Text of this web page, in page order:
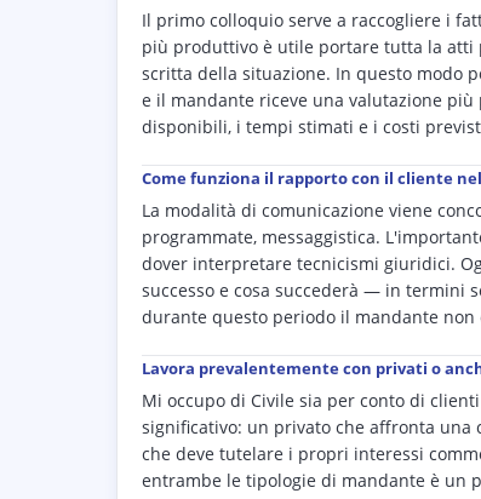
Il primo colloquio serve a raccogliere i
più produttivo è utile portare tutta la atti
scritta della situazione. In questo modo
e il mandante riceve una valutazione
disponibili, i tempi stimati e i costi
Come funziona il rapporto con il cliente
La modalità di comunicazione viene
programmate, messaggistica.
dover interpretare tecnicismi giuridici.
successo e cosa succederà — in termini
durante questo periodo il mandante
Lavora prevalentemente con privati o
Mi occupo di Civile sia per conto di
significativo: un privato che affronta
che deve tutelare i propri interessi
entrambe le tipologie di mandante è un